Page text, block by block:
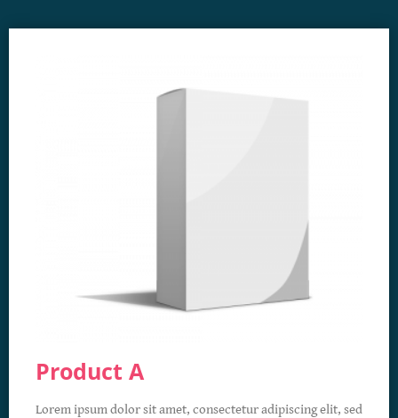
Product A
Lorem ipsum dolor sit amet, consectetur adipiscing elit, sed